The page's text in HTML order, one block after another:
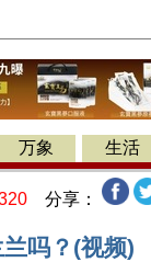
万象 生活
分享：
吗？(视频)